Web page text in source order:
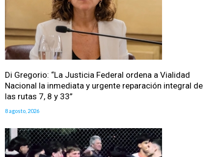
Di Gregorio: “La Justicia Federal ordena a Vialidad
Nacional la inmediata y urgente reparación integral de
las rutas 7, 8 y 33”
8 agosto, 2026